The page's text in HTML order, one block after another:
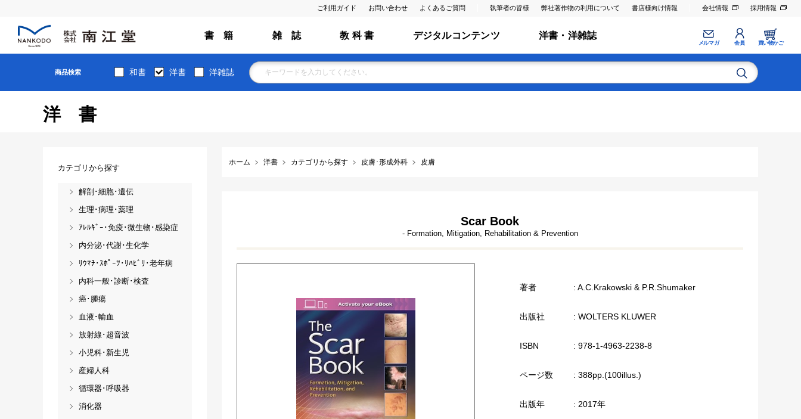
ご利用ガイド お問い合わせ よくあるご質問 執筆者の皆様 弊社著作物の利用について 書店様向け情報 会社情報 採用情報
書 籍 雑 誌 教 科 書 デジタルコンテンツ 洋書・洋雑誌
メルマガ 会員 買い物かご
商品検索 和書 洋書 洋雑誌
洋書
ホーム 洋書 カテゴリから探す 皮膚･形成外科 皮膚
Scar Book
- Formation, Mitigation, Rehabilitation & Prevention
著者 : A.C.Krakowski & P.R.Shumaker
出版社 : WOLTERS KLUWER
ISBN : 978-1-4963-2238-8
ページ数 : 388pp.(100illus.)
出版年 : 2017年
カテゴリから探す
解剖･細胞･遺伝
生理･病理･薬理
ｱﾚﾙｷﾞｰ･免疫･微生物･感染症
内分泌･代謝･生化学
ﾘｳﾏﾁ･ｽﾎﾟｰﾂ･ﾘﾊﾋﾞﾘ･老年病
内科一般･診断･検査
癌･腫瘍
血液･輸血
放射線･超音波
小児科･新生児
産婦人科
循環器･呼吸器
消化器